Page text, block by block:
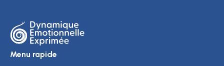
Menu rapide